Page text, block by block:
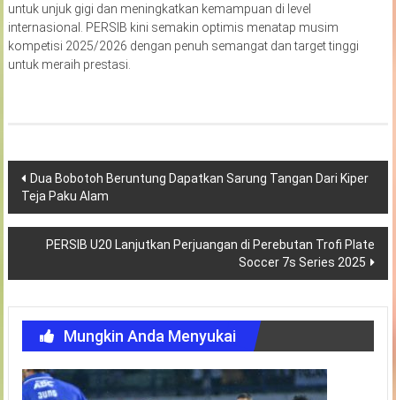
untuk unjuk gigi dan meningkatkan kemampuan di level
internasional. PERSIB kini semakin optimis menatap musim
kompetisi 2025/2026 dengan penuh semangat dan target tinggi
untuk meraih prestasi.
Navigasi
pos
Dua Bobotoh Beruntung Dapatkan Sarung Tangan Dari Kiper
Teja Paku Alam
PERSIB U20 Lanjutkan Perjuangan di Perebutan Trofi Plate
Soccer 7s Series 2025
Mungkin Anda Menyukai